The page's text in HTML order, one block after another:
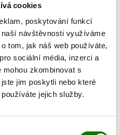
cookies
poskytování funkcí
návštěvnosti využíváme
tom, jak náš web používáte,
sociální média, inzerci a
mohou zkombinovat s
jim poskytli nebo které
jejich služby.